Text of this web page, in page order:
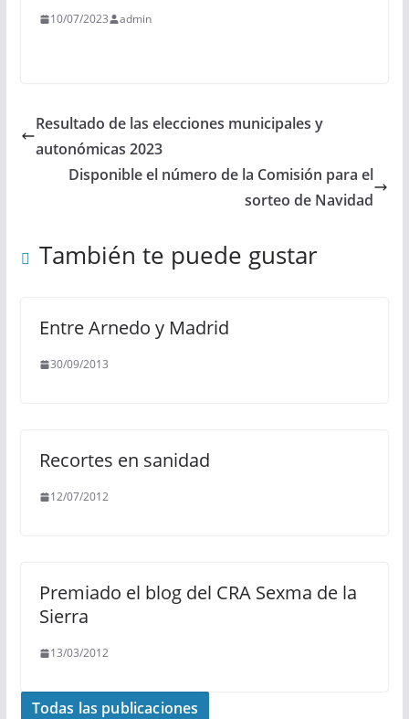
10/07/2023 admin
Resultado de las elecciones municipales y
autonómicas 2023
Disponible el número de la Comisión para el
sorteo de Navidad
También te puede gustar
Entre Arnedo y Madrid
30/09/2013
Recortes en sanidad
12/07/2012
Premiado el blog del CRA Sexma de la
Sierra
13/03/2012
Todas las publicaciones